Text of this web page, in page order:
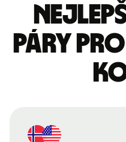
páry